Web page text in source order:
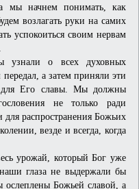
мы начнем понимать, как
возлагать руки на самих
успокоиться своим нервам
о всех духовных
а затем приняли эти
для Его славы. Мы должны
не только ради
распространения Божьих
везде и всегда, когда
урожай, который Бог уже
глаза не выдержали бы
ослеплены Божьей славой, а